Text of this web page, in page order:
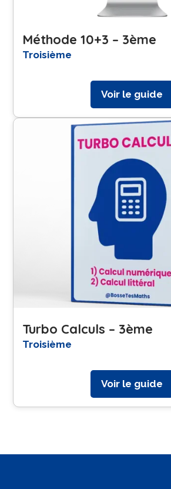
Méthode 10+3 – 3ème
Troisième
Voir le guide
Turbo Calculs – 3ème
Troisième
Voir le guide